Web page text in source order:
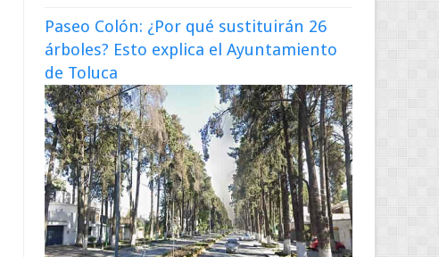
Paseo Colón: ¿Por qué sustituirán 26
árboles? Esto explica el Ayuntamiento
de Toluca